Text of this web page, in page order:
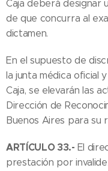
Caja deberá designar
de que concurra al
dictamen.
En el supuesto de
la junta médica oficial
Caja, se elevarán las
Dirección de
Buenos Aires para su
ARTÍCULO 33.- El
prestación por